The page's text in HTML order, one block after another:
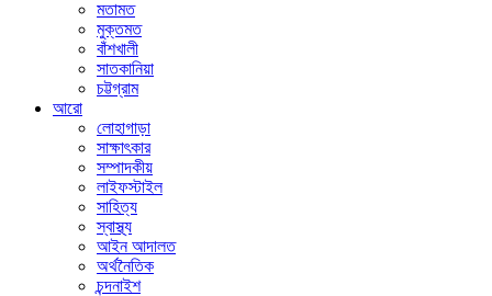
মতামত
মুক্তমত
বাঁশখালী
সাতকানিয়া
চট্টগ্রাম
আরো
লোহাগাড়া
সাক্ষাৎকার
সম্পাদকীয়
লাইফস্টাইল
সাহিত্য
স্বাস্থ্য
আইন আদালত
অর্থনৈতিক
চন্দনাইশ